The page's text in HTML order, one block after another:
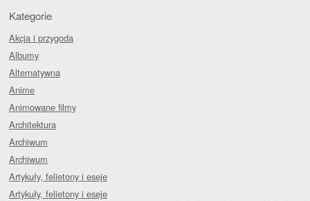
Kategorie
Akcja i przygoda
Albumy
Alternatywna
Anime
Animowane filmy
Architektura
Archiwum
Archiwum
Artykuły, felietony i eseje
Artykuły, felietony i eseje